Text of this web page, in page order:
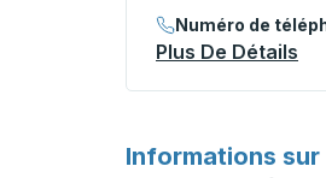
Numéro de
Plus De Détails
Informations sur
pour